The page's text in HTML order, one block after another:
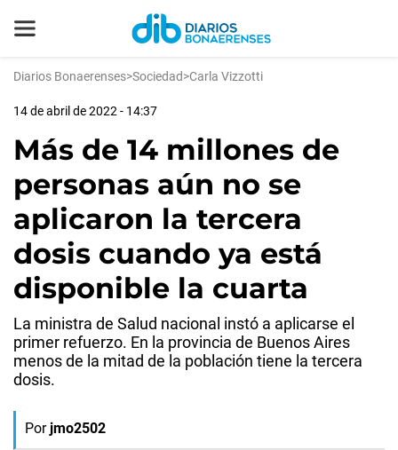
Diarios Bonaerenses>Sociedad>Carla Vizzotti
14 de abril de 2022 - 14:37
Más de 14 millones de
personas aún no se
aplicaron la tercera
dosis cuando ya está
disponible la cuarta
La ministra de Salud nacional instó a aplicarse el
primer refuerzo. En la provincia de Buenos Aires
menos de la mitad de la población tiene la tercera
dosis.
Por jmo2502